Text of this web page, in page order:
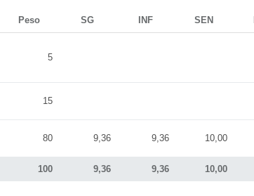
Peso SG INF SEN
100 9,36 9,36 10,00
5
15
80 9,36 9,36 10,00